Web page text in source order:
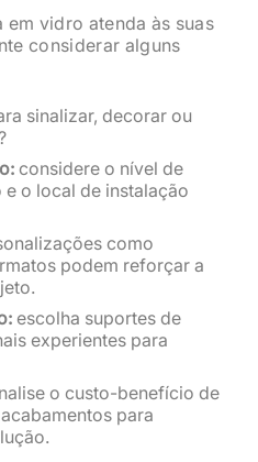
em vidro atenda às suas
considerar alguns
sinalizar, decorar ou
considere o nível de
o local de instalação
como
podem reforçar a
escolha suportes de
experientes para
o custo-benefício de
para